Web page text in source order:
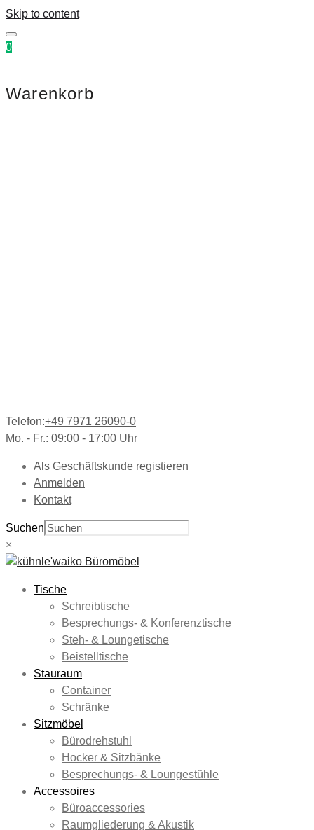
Skip to content
0
Warenkorb
Telefon:+49 7971 26090-0
Mo. - Fr.: 09:00 - 17:00 Uhr
Als Geschäftskunde registieren
Anmelden
Kontakt
Suchen
×
Tische
Schreibtische
Besprechungs- & Konferenztische
Steh- & Loungetische
Beistelltische
Stauraum
Container
Schränke
Sitzmöbel
Bürodrehstuhl
Hocker & Sitzbänke
Besprechungs- & Loungestühle
Accessoires
Büroaccessories
Raumgliederung & Akustik